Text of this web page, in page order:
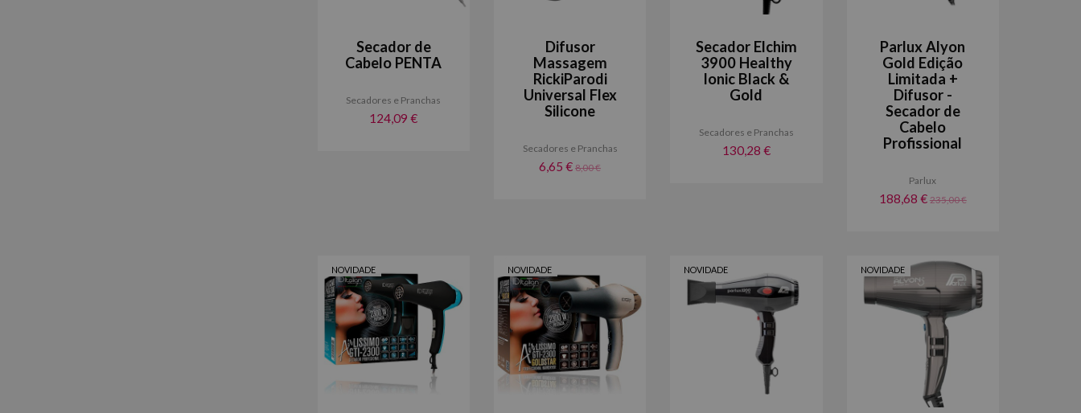
Secador de
Cabelo PENTA
Secadores e Pranchas
124,09 €
Difusor
Massagem
RickiParodi
Universal Flex
Silicone
Secadores e Pranchas
6,65 €8,00 €
Secador Elchim
3900 Healthy
Ionic Black &
Gold
Secadores e Pranchas
130,28 €
Parlux Alyon
Gold Edição
Limitada +
Difusor -
Secador de
Cabelo
Profissional
Parlux
188,68 € 235,00 €
NOVIDADE NOVIDADE NOVIDADE NOVIDADE